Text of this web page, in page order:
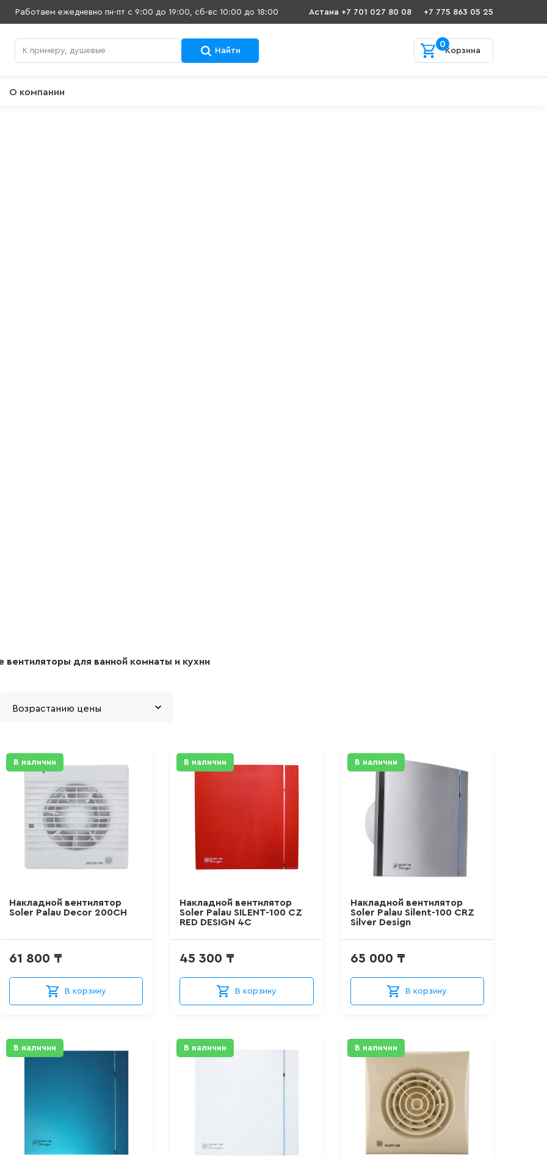
Работаем ежедневно пн-пт с 9:00 до 19:00, сб-вс 10:00 до 18:00 Астана +7 701 027 80 08 +7 775 863 05 25
Найти Корзина
0
О компании
вентиляторы для ванной комнаты и кухни
В наличии
Накладной вентилятор
Soler Palau Decor 200CH
61 800 ₸
В корзину
В наличии
Накладной вентилятор
Soler Palau SILENT-100 CZ
RED DESIGN 4C
45 300 ₸
В корзину
В наличии
Накладной вентилятор
Soler Palau Silent-100 CRZ
Silver Design
65 000 ₸
В корзину
В наличии В наличии В наличии